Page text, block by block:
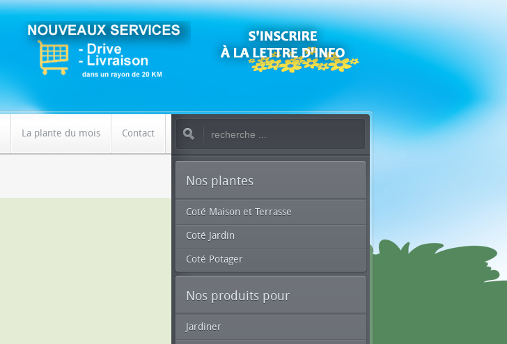
La plante du mois Contact
Nos plantes
Coté Maison et Terrasse
Coté Jardin
Coté Potager
Nos produits pour
Jardiner